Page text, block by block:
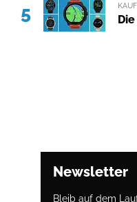
5
Newsletter
Bleib auf dem